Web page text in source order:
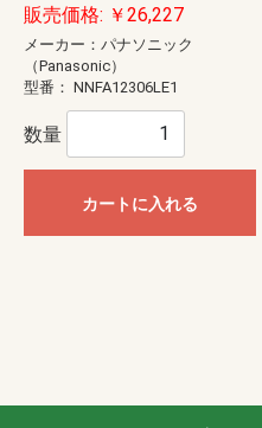
販売価格: ￥26,227
メーカー：パナソニック
（Panasonic）
型番： NNFA12306LE1
数量
カートに入れる